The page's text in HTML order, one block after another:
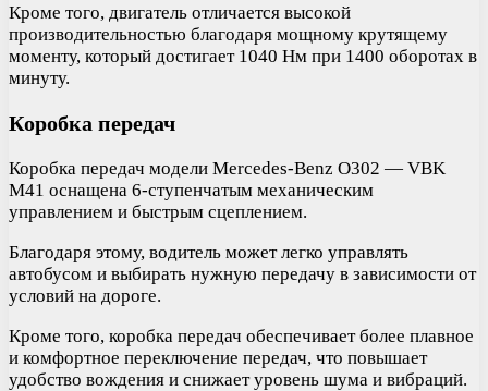
Кроме того, двигатель отличается высокой
производительностью благодаря мощному крутящему
моменту, который достигает 1040 Нм при 1400 оборотах в
минуту.
Коробка передач
Коробка передач модели Mercedes-Benz O302 — VBK
M41 оснащена 6-ступенчатым механическим
управлением и быстрым сцеплением.
Благодаря этому, водитель может легко управлять
автобусом и выбирать нужную передачу в зависимости от
условий на дороге.
Кроме того, коробка передач обеспечивает более плавное
и комфортное переключение передач, что повышает
удобство вождения и снижает уровень шума и вибраций.